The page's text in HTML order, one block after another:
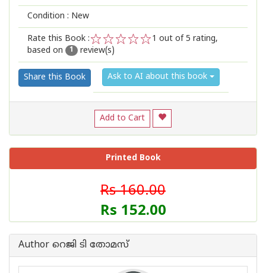
Condition : New
Rate this Book :
2
1
1 out of 5 rating,
based on
1 review(s)
Share this Book Ask to AI about this book
Add to Cart
Printed Book
Rs 160.00
Rs 152.00
Author റെജി ടി തോമസ്